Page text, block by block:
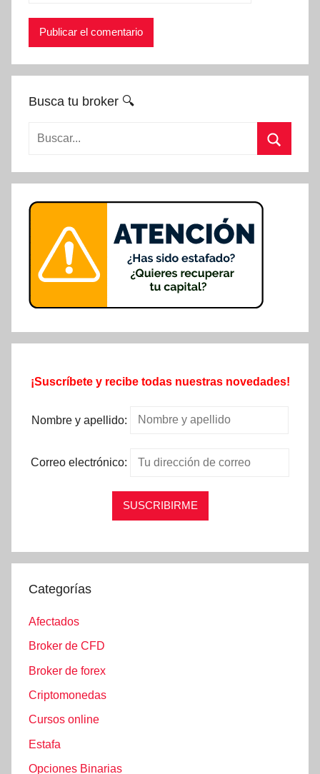
Busca tu broker 🔍
Buscar:
¡Suscríbete y recibe todas nuestras novedades!
Nombre y apellido:
Correo electrónico:
Categorías
Afectados
Broker de CFD
Broker de forex
Criptomonedas
Cursos online
Estafa
Opciones Binarias